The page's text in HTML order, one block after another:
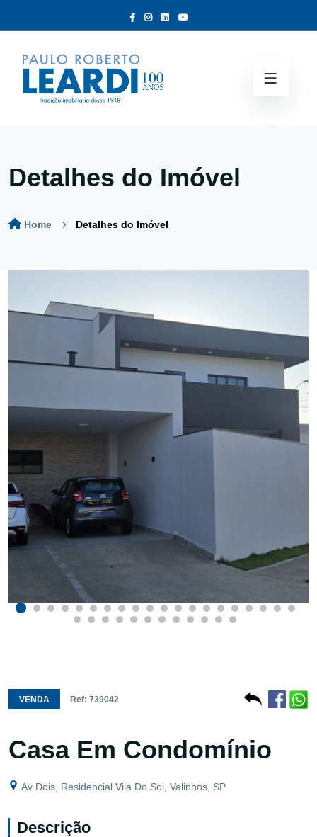
Detalhes do Imóvel
Home Detalhes do Imóvel
VENDA Ref: 739042
Casa Em Condomínio
Av Dois, Residencial Vila Do Sol, Valinhos, SP
Descrição